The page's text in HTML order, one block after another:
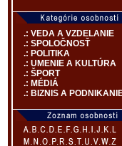
.: VEDA A VZDELANIE
.: SPOLOČNOSŤ
.: POLITIKA
.: UMENIE A KULTÚRA
.: ŠPORT
.: MÉDIÁ
.: BIZNIS A